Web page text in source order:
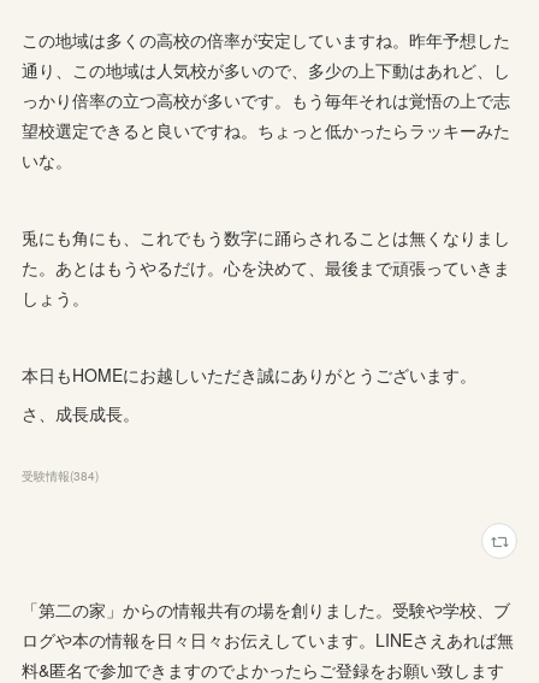
この地域は多くの高校の倍率が安定していますね。昨年予想した
通り、この地域は人気校が多いので、多少の上下動はあれど、し
っかり倍率の立つ高校が多いです。もう毎年それは覚悟の上で志
望校選定できると良いですね。ちょっと低かったらラッキーみた
いな。
兎にも角にも、これでもう数字に踊らされることは無くなりまし
た。あとはもうやるだけ。心を決めて、最後まで頑張っていきま
しょう。
本日もHOMEにお越しいただき誠にありがとうございます。
さ、成長成長。
受験情報(384)
「第二の家」からの情報共有の場を創りました。受験や学校、ブ
ログや本の情報を日々日々お伝えしています。LINEさえあれば無
料&匿名で参加できますのでよかったらご登録をお願い致します